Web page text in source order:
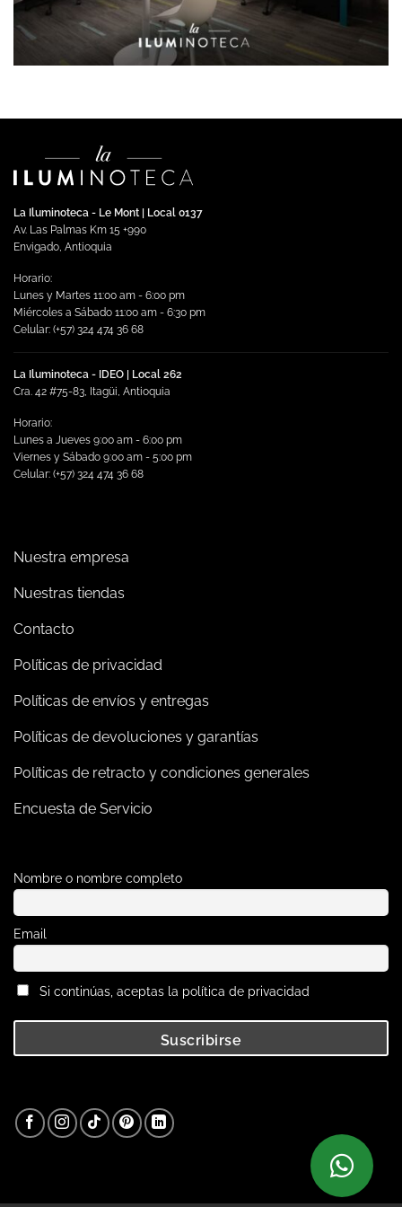
La Iluminoteca - Le Mont | Local 0137
Av. Las Palmas Km 15 +990
Envigado, Antioquia
Horario:
Lunes y Martes 11:00 am - 6:00 pm
Miércoles a Sábado 11:00 am - 6:30 pm
Celular: (+57) 324 474 36 68
La Iluminoteca - IDEO | Local 262
Cra. 42 #75-83, Itagüi, Antioquia
Horario:
Lunes a Jueves 9:00 am - 6:00 pm
Viernes y Sábado 9:00 am - 5:00 pm
Celular: (+57) 324 474 36 68
Nuestra empresa
Nuestras tiendas
Contacto
Políticas de privacidad
Políticas de envíos y entregas
Políticas de devoluciones y garantías
Políticas de retracto y condiciones generales
Encuesta de Servicio
Nombre o nombre completo
Email
Si continúas, aceptas la política de privacidad